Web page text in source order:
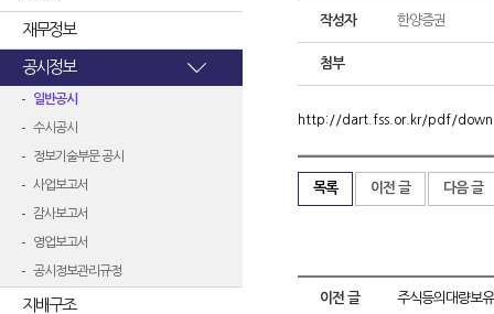
재무정보
공시정보
일반공시
수시공시
정보기술부문 공시
사업보고서
감사보고서
영업보고서
공시정보관리규정
지배구조
작성자 한양증권
첨부
http://dart.fss.or.kr/pdf/
목록 이전 글 다음 글
이전 글 주식등의대량보